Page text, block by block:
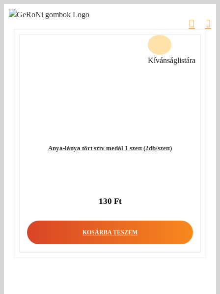
Kihagyás
Anya-lánya tört szív medál 1 szett (2db/szett)
130 Ft
KOSÁRBA TESZEM
Kívánságlistára